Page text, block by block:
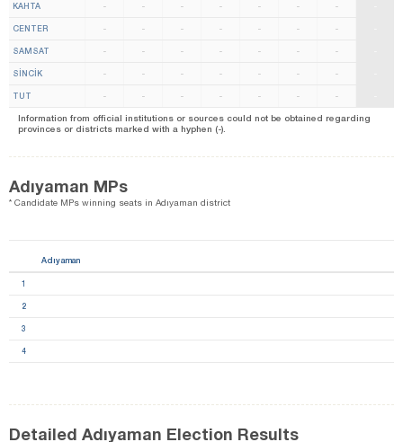
KAHTA - - - - - - -
CENTER - - - - - - -
SAMSAT - - - - - - -
SİNCİK - - - - - - -
TUT - - - - - - -
Information from official institutions or sources could not be obtained regarding
provinces or districts marked with a hyphen (-).
Adıyaman MPs
* Candidate MPs winning seats in Adıyaman district
Adıyaman
1
2
3
4
Detailed Adıyaman Election Results